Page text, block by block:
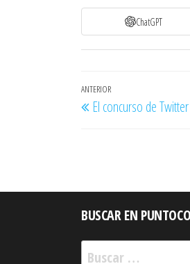
ChatGPT
Navegación
de
Entrada
anterior
ANTERIOR
El concurso de
BUSCAR EN
Buscar: